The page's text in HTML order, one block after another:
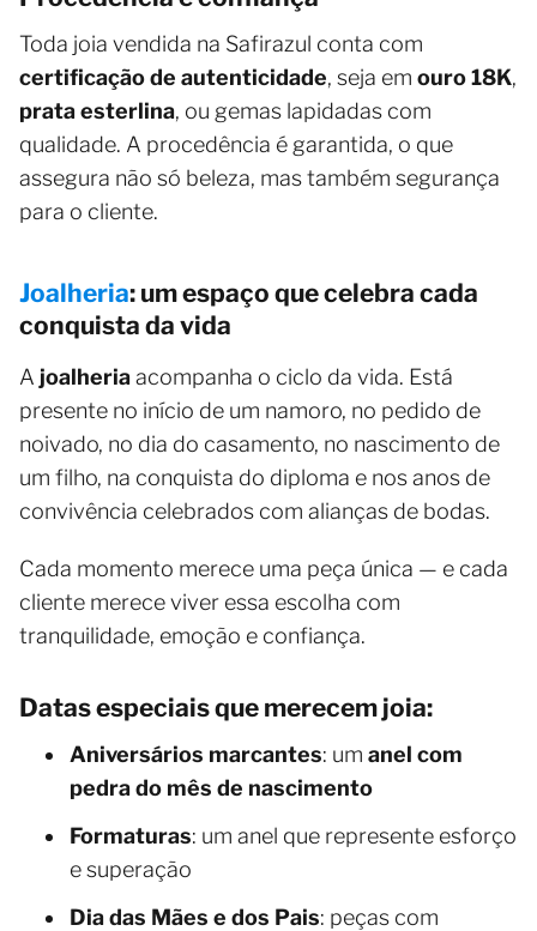
Toda joia vendida na Safirazul conta com
certificação de autenticidade, seja em ouro 18K,
prata esterlina, ou gemas lapidadas com
qualidade. A procedência é garantida, o que
assegura não só beleza, mas também segurança
para o cliente.
Joalheria: um espaço que celebra cada
conquista da vida
A joalheriaacompanha o ciclo da vida. Está
presente no início de um namoro, no pedido de
noivado, no dia do casamento, no nascimento de
um filho, na conquista do diploma e nos anos de
convivência celebrados com alianças de bodas.
Cada momento merece uma peça única — e cada
cliente merece viver essa escolha com
tranquilidade, emoção e confiança.
Datas especiais que merecem joia:
Aniversários marcantes: um anel com
pedra do mês de nascimento
Formaturas: um anel que represente esforço
e superação
Dia das Mães e dos Pais: peças com